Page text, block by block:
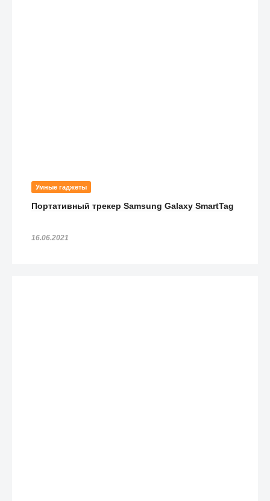
Умные гаджеты
Портативный трекер Samsung Galaxy SmartTag
16.06.2021